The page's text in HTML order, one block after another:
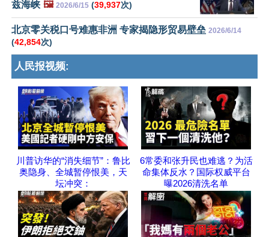
兹海峡 🖼️ 2026/6/15 (39,937次)
北京零关税口号难惠非洲 专家揭隐形贸易壁垒 2026/6/14
(42,854次)
人民报视频:
川普访华的“消失细节”：鲁比
奥隐身、全城暂停恨美，天
坛冲突：
6常委和张升民也难逃？为活
命集体反水？国际权威平台
曝2026清洗名单